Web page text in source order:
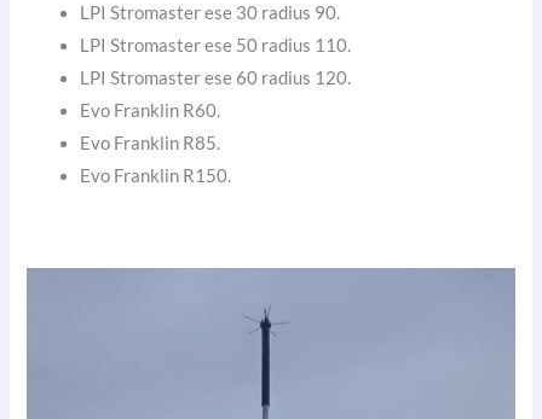
LPI Stromaster ese 30 radius 90.
LPI Stromaster ese 50 radius 110.
LPI Stromaster ese 60 radius 120.
Evo Franklin R60.
Evo Franklin R85.
Evo Franklin R150.